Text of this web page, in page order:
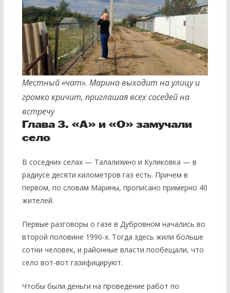
Местный «чат». Марина выходит на улицу и
громко кричит, приглашая всех соседей на
встречу
Глава 3. «А» и «О» замучали
село
В соседних селах — Талалихино и Куликовка — в
радиусе десяти километров газ есть. Причем в
первом, по словам Марины, прописано примерно 40
жителей.
Первые разговоры о газе в Дубровном начались во
второй половине 1990-х. Тогда здесь жили больше
сотни человек, и районные власти пообещали, что
село вот-вот газифицируют.
Чтобы были деньги на проведение работ по